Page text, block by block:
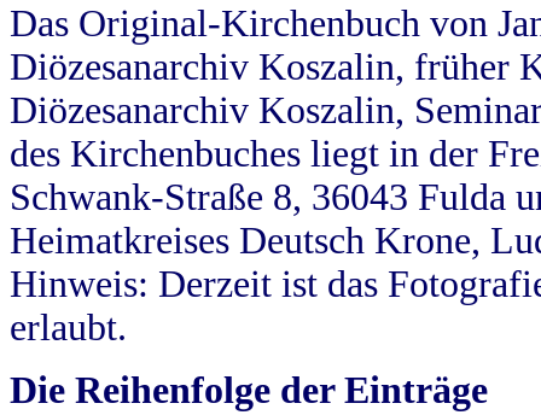
Das Original-Kirchenbuch von
Diözesanarchiv Koszalin, früher
Diözesanarchiv Koszalin,
des Kirchenbuches liegt in der
Schwank-Straße 8, 36043 Fulda
Heimatkreises Deutsch Krone,
Hinweis: Derzeit ist das
erlaubt.
Die Reihenfolge der Einträge